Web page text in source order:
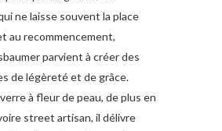
ne laisse souvent la place
au recommencement,
parvient à créer des
de légèreté et de grâce.
à fleur de peau, de plus en
street artisan, il délivre